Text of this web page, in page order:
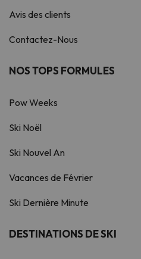
Avis des clients
Contactez-Nous
NOS TOPS FORMULES
Pow Weeks
Ski Noël
Ski Nouvel An
Vacances de Février
Ski Dernière Minute
DESTINATIONS DE SKI